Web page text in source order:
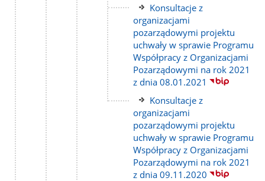
Link
do
strony
Konsultacje z
organizacjami
pozarządowymi projektu
uchwały w sprawie Programu
Współpracy z Organizacjami
Pozarządowymi na rok 2021
z dnia 08.01.2021
Link
do
strony
Konsultacje z
organizacjami
pozarządowymi projektu
uchwały w sprawie Programu
Współpracy z Organizacjami
Pozarządowymi na rok 2021
z dnia 09.11.2020